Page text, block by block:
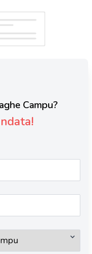
Campu?